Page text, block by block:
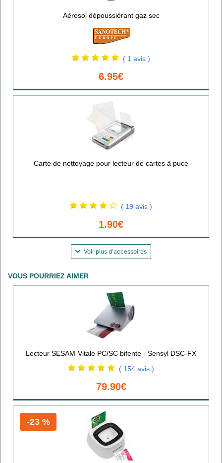
Aérosol dépoussiérant gaz sec
( 1 avis )
6.95€
Carte de nettoyage pour lecteur de cartes à puce
( 19 avis )
1.90€
Voir plus d'accessoires
VOUS POURRIEZ AIMER
Lecteur SESAM-Vitale PC/SC bifente - Sensyl DSC-FX
( 154 avis )
79.90€
-23 %